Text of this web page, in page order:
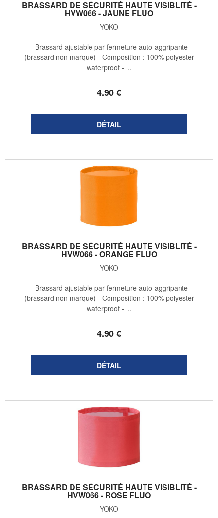
BRASSARD DE SÉCURITÉ HAUTE VISIBLITÉ -
HVW066 - JAUNE FLUO
YOKO
4.90€
- Brassard ajustable par fermeture auto-aggripante
(brassard non marqué) - Composition : 100% polyester
waterproof - ...
BRASSARD DE SÉCURITÉ HAUTE VISIBLITÉ -
HVW066 - ORANGE FLUO
YOKO
4.90€
- Brassard ajustable par fermeture auto-aggripante
(brassard non marqué) - Composition : 100% polyester
waterproof - ...
BRASSARD DE SÉCURITÉ HAUTE VISIBLITÉ -
HVW066 - ROSE FLUO
YOKO